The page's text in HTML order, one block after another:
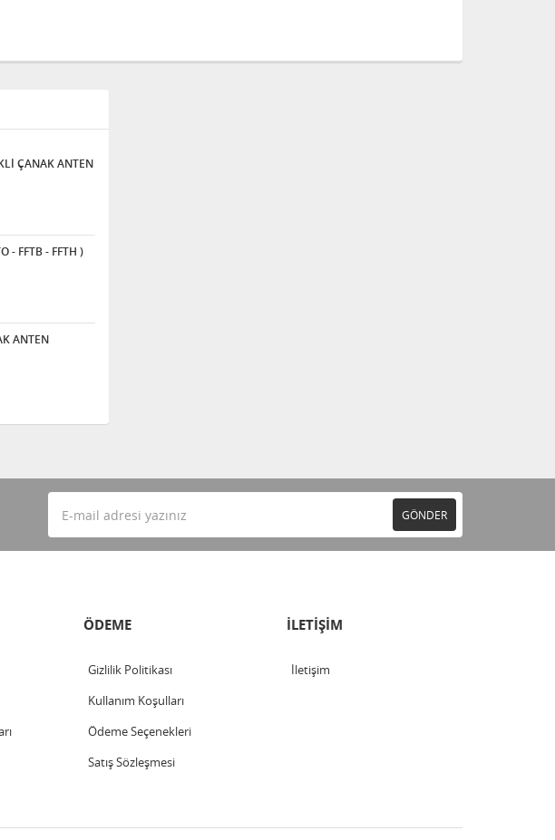
ÇANAK ANTEN
- FFTB - FFTH )
ANTEN
GÖNDER
ÖDEME
Gizlilik Politikası
Kullanım Koşulları
Ödeme Seçenekleri
Satış Sözleşmesi
İLETİŞİM
İletişim